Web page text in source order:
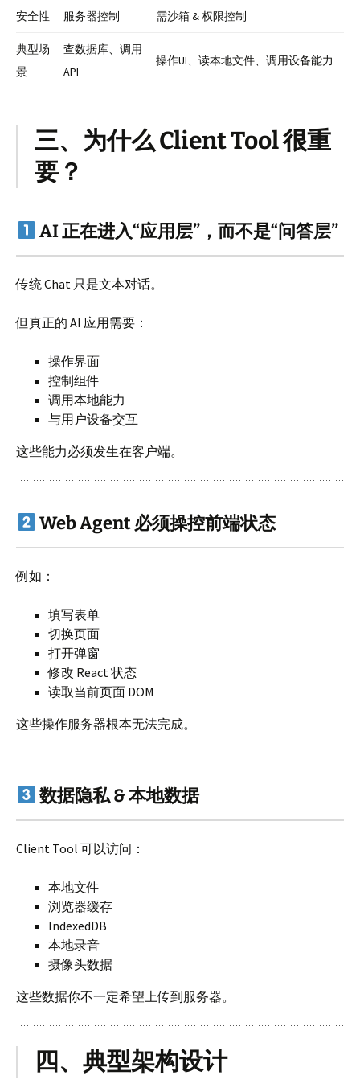
安全性 服务器控制 需沙箱 & 权限控制
典型场
景
查数据库、调用
API
操作UI、读本地文件、调用设备能力
三、为什么 Client Tool 很重
要？
AI 正在进入“应用层”，而不是“问答层”
传统 Chat 只是文本对话。
但真正的 AI 应用需要：
操作界面
控制组件
调用本地能力
与用户设备交互
这些能力必须发生在客户端。
Web Agent 必须操控前端状态
例如：
填写表单
切换页面
打开弹窗
修改 React 状态
读取当前页面 DOM
这些操作服务器根本无法完成。
数据隐私 & 本地数据
Client Tool 可以访问：
本地文件
浏览器缓存
IndexedDB
本地录音
摄像头数据
这些数据你不一定希望上传到服务器。
四、典型架构设计